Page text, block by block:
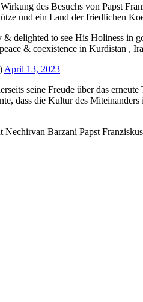
des Besuchs von Papst
und ein Land der friedlichen
& delighted to see His Holiness in
& coexistence in Kurdistan ,
April 13, 2023
seine Freude über das
dass die Kultur des
Barzani Papst